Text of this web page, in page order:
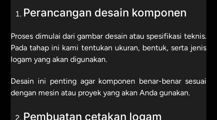
Perancangan desain komponen
Proses dimulai dari gambar desain atau spesifikasi teknis.
Pada tahap ini kami tentukan ukuran, bentuk, serta jenis
logam yang akan digunakan.
Desain ini penting agar komponen benar-benar sesuai
dengan mesin atau proyek yang akan Anda gunakan.
Pembuatan cetakan logam